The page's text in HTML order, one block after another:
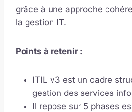
grâce à une approche
la gestion IT.
Points à retenir :
ITIL v3 est un cadre
gestion des services
Il repose sur 5 phases